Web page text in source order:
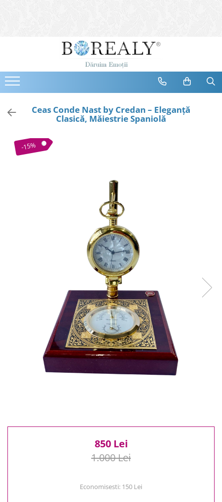
Bijuterii
Cercei
Bratari
Coliere
Tiare
100 Lei - 200 Lei
200 Lei - 300 Lei
300 Lei - 500 Lei
500 Lei - 1000 Lei
Ceas Conde Nast by Credan – Eleganță
Clasică, Măiestrie Spaniolă
-15%
850 Lei
1.000 Lei
Economisesti: 150 Lei